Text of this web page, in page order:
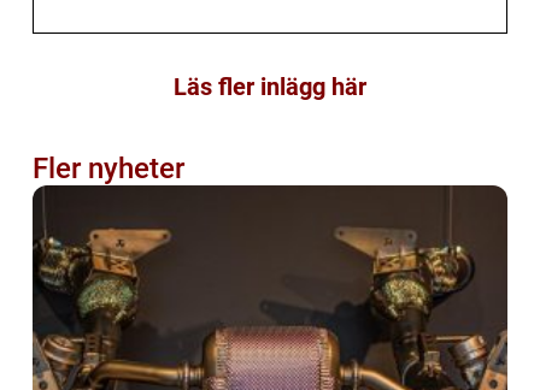
Läs fler inlägg här
Fler nyheter